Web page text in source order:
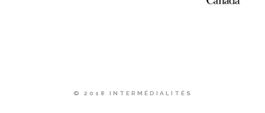
© 2018 INTERMÉDIALITÉS